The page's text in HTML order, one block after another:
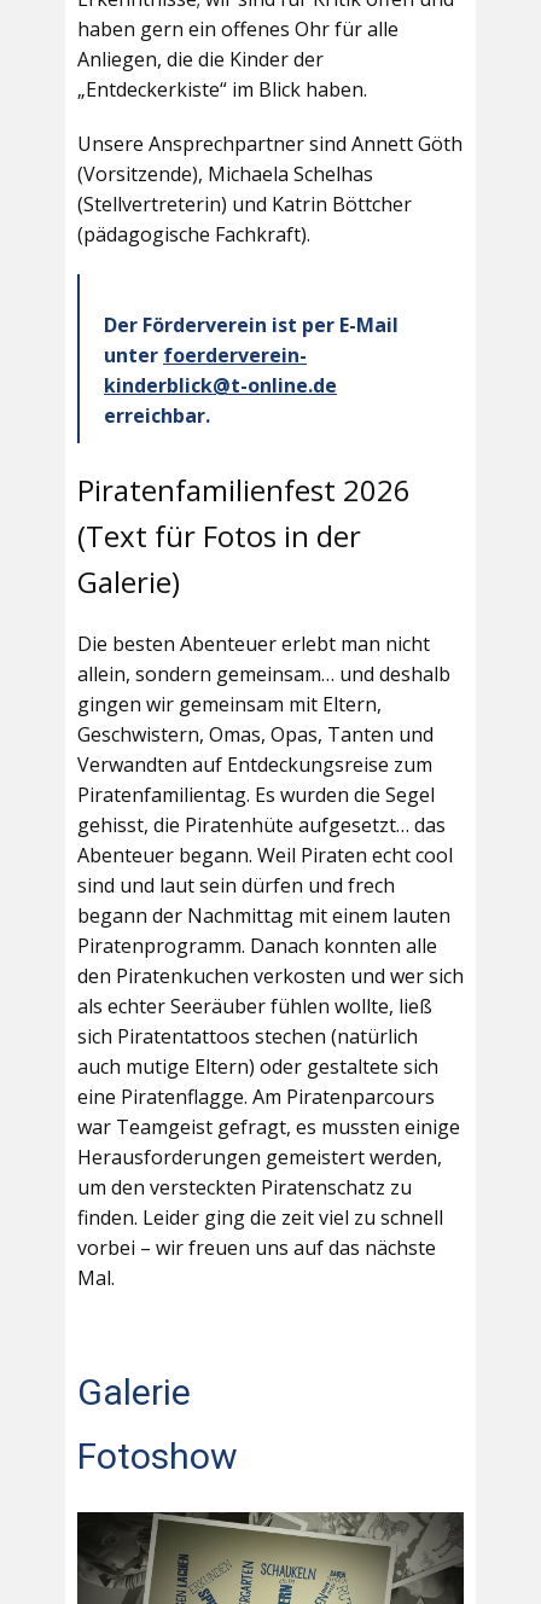
haben gern ein offenes Ohr für alle
Anliegen, die die Kinder der
„Entdeckerkiste“ im Blick haben.
Unsere Ansprechpartner sind Annett Göth
(Vorsitzende), Michaela Schelhas
(Stellvertreterin) und Katrin Böttcher
(pädagogische Fachkraft).
Der Förderverein ist per E-Mail
unter foerderverein-
kinderblick@t-online.de
erreichbar.
Piratenfamilienfest 2026
(Text für Fotos in der
Galerie)
Die besten Abenteuer erlebt man nicht
allein, sondern gemeinsam… und deshalb
gingen wir gemeinsam mit Eltern,
Geschwistern, Omas, Opas, Tanten und
Verwandten auf Entdeckungsreise zum
Piratenfamilientag. Es wurden die Segel
gehisst, die Piratenhüte aufgesetzt… das
Abenteuer begann. Weil Piraten echt cool
sind und laut sein dürfen und frech
begann der Nachmittag mit einem lauten
Piratenprogramm. Danach konnten alle
den Piratenkuchen verkosten und wer sich
als echter Seeräuber fühlen wollte, ließ
sich Piratentattoos stechen (natürlich
auch mutige Eltern) oder gestaltete sich
eine Piratenflagge. Am Piratenparcours
war Teamgeist gefragt, es mussten einige
Herausforderungen gemeistert werden,
um den versteckten Piratenschatz zu
finden. Leider ging die zeit viel zu schnell
vorbei – wir freuen uns auf das nächste
Mal.
Galerie
Fotoshow